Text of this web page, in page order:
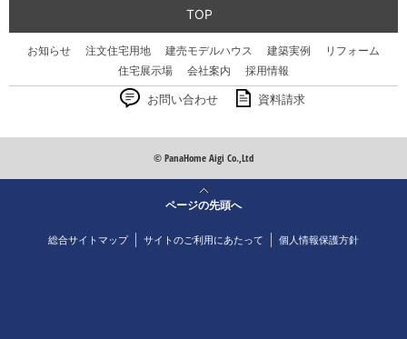
TOP
お知らせ 注文住宅用地 建売モデルハウス 建築実例
リフォーム
住宅展示場
会社案内 採用情報
お問い合わせ 資料請求
© PanaHome Aigi Co.,Ltd
ページの先頭へ
総合サイトマップ サイトのご利用にあたって 個人情報保護方針